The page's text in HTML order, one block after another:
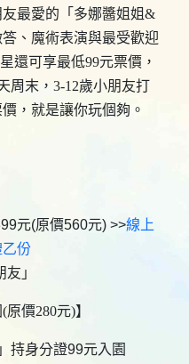
最愛的「多娜醬姐姐&
、魔術表演與最受歡迎
還可享最低99元票價，
周末，3-12歲小朋友打
，就是讓你玩個夠。
元(原價560元) >>線上
份
」
價280元)】
持身分證99元入園